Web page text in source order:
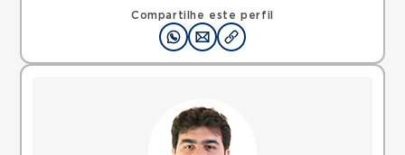
Compartilhe este perfil